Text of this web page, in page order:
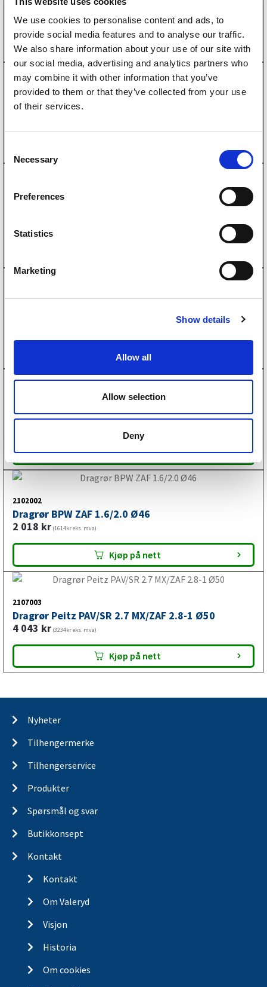
We use cookies to personalise content and ads, to
provide social media features and to analyse our traffic.
We also share information about your use of our site with
our social media, advertising and analytics partners who
may combine it with other information that you’ve
provided to them or that they’ve collected from your use
of their services.
o
Necessary
Preferences
Statistics
Marketing
Show details
Allow all
Allow selection
Deny
Dragrør BPW ZAF 3.0-3 Ø50
6 286kr(5029kr eks. mva)
Kjøp på nett
2100043
Dragrør ALKO 251G C Ø50
2100044
2100015
Kjøp på nett
Dragrør ALKO 161S/VB 251S Ø50
Kjøp på nett
2102002
Dragrør BPW ZAF 1.6/2.0 Ø46
2 018 kr (1614kr eks. mva)
Kjøp på nett
2107003
Dragrør Peitz PAV/SR 2.7 MX/ZAF 2.8-1 Ø50
4 043 kr (3234kr eks. mva)
Kjøp på nett
Nyheter
Tilhengermerke
Tilhengerservice
Produkter
Spørsmål og svar
Butikkonsept
Kontakt
Kontakt
Om Valeryd
Visjon
Historia
Om cookies